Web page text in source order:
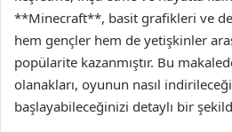
**Minecraft**, basit grafikleri ve
hem gençler hem de yetişkinler
popülarite kazanmıştır. Bu
olanakları, oyunun nasıl
başlayabileceğinizi detaylı bir